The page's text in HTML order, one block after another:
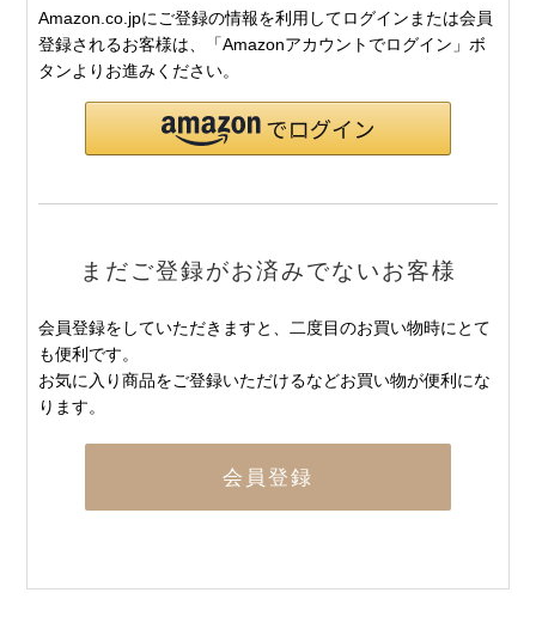
Amazon.co.jpにご登録の情報を利用してログインまたは会員
登録されるお客様は、「Amazonアカウントでログイン」ボ
タンよりお進みください。
まだご登録がお済みでないお客様
会員登録をしていただきますと、二度目のお買い物時にとて
も便利です。
お気に入り商品をご登録いただけるなどお買い物が便利にな
ります。
会員登録